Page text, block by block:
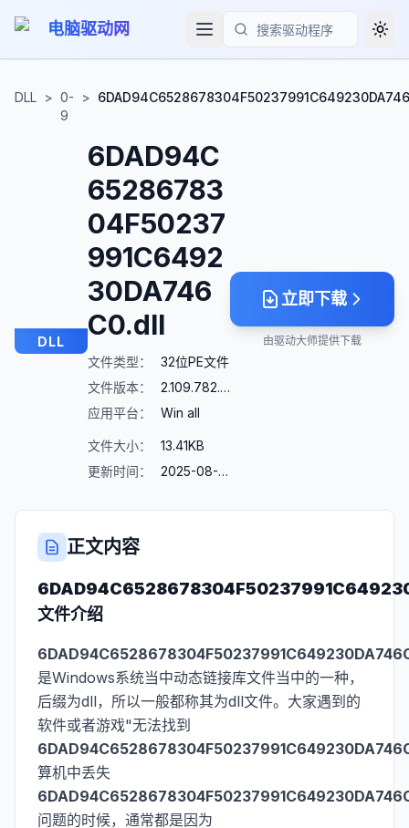
电脑驱动网
搜索
DLL > 0-
9
>
DLL
6DAD94C
65286783
04F50237
991C6492
30DA746
C0.dll
文件类型：
32位PE文件
文件版本：
2.109.782.0 (22.09)
应用平台：
Win all
文件大小：
13.41KB
更新时间：
2025-08-23
立即下载
由驱动大师提供下载
正文内容
文件介绍
是Windows系统当中动态链接库文件当中的一种，
后缀为dll，所以一般都称其为dll文件。大家遇到的
软件或者游戏"无法找到
算机中丢失
问题的时候，通常都是因为